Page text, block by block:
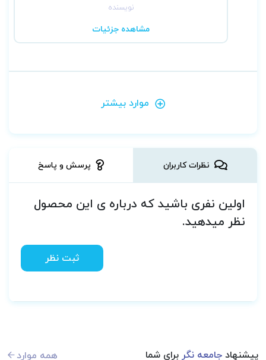
نویسنده
مشاهده جزئیات
موارد بیشتر
نظرات کاربران پرسش و پاسخ
اولین نفری باشید که درباره ی این محصول
نظر میدهید.
ثبت نظر
پیشنهادجامعه نگربرای شما همه موارد